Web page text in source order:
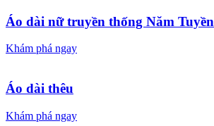
Áo dài nữ truyền thống Năm Tuyền
Khám phá ngay
Áo dài thêu
Khám phá ngay